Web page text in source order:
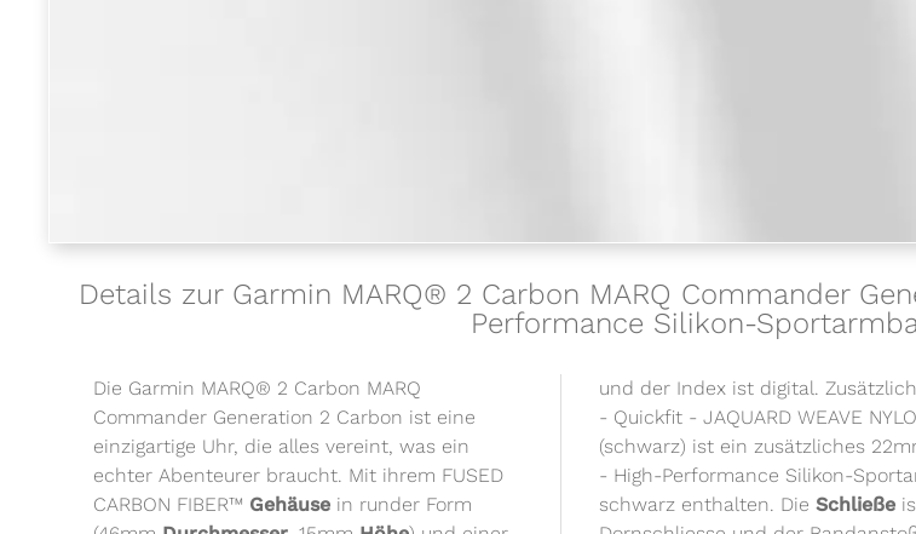
Details zur Garmin MARQ® 2 Carbon MARQ Commander
Performance Silikon-
Die Garmin MARQ® 2 Carbon MARQ
Commander Generation 2 Carbon ist eine
einzigartige Uhr, die alles vereint, was ein
echter Abenteurer braucht. Mit ihrem FUSED
CARBON FIBER™ Gehäuse in runder Form
und der Index ist digital.
- Quickfit - JAQUARD WEAVE
(schwarz) ist ein zusätzliches
- High-Performance Silikon-
schwarz enthalten. DieSchließe